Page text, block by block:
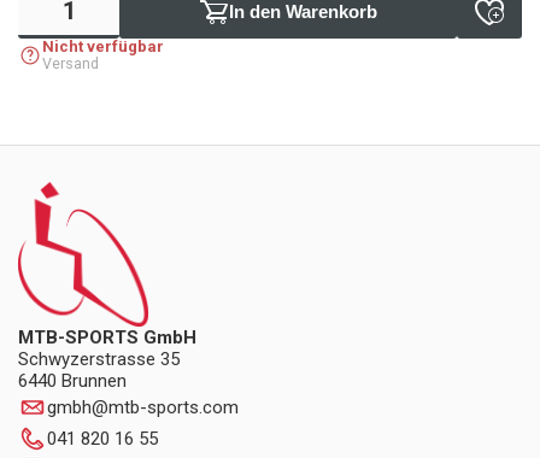
In den Warenkorb
Nicht verfügbar
Versand
MTB-SPORTS GmbH
Schwyzerstrasse 35
6440 Brunnen
gmbh@mtb-sports.com
041 820 16 55